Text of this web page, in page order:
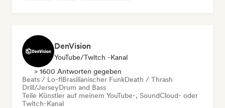
DenVision
YouTube/Twitch -Kanal
> 1600 Antworten gegeben
Beats / Lo-fiBrasilianischer FunkDeath / Thrash
Drill/JerseyDrum and Bass
Teile Künstler auf meinem YouTube-, SoundCloud- oder
Twitch-Kanal